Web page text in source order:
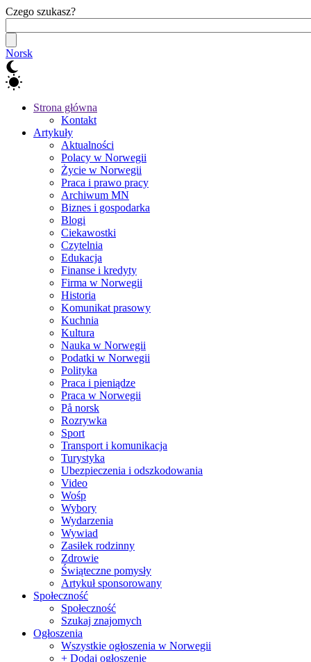
Czego szukasz?
Norsk
Strona główna
Kontakt
Artykuły
Aktualności
Polacy w Norwegii
Życie w Norwegii
Praca i prawo pracy
Archiwum MN
Biznes i gospodarka
Blogi
Ciekawostki
Czytelnia
Edukacja
Finanse i kredyty
Firma w Norwegii
Historia
Komunikat prasowy
Kuchnia
Kultura
Nauka w Norwegii
Podatki w Norwegii
Polityka
Praca i pieniądze
Praca w Norwegii
På norsk
Rozrywka
Sport
Transport i komunikacja
Turystyka
Ubezpieczenia i odszkodowania
Video
Wośp
Wybory
Wydarzenia
Wywiad
Zasiłek rodzinny
Zdrowie
Świąteczne pomysły
Artykuł sponsorowany
Społeczność
Społeczność
Szukaj znajomych
Ogłoszenia
Wszystkie ogłoszenia w Norwegii
+ Dodaj ogłoszenie